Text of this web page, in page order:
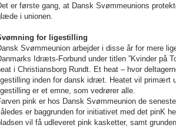
er første gang, at Dansk Svømmeunions
i unionen.
for ligestilling
Svømmeunion arbejder i disse år for mere
Idræts-Forbund under titlen ”Kvinder på
i Christiansborg Rundt. Et heat – hvor
inden for dansk idræt. Heatet vil primært
er et emne, som vedrører alle.
pink er hos Dansk Svømmeunion de
er baggrunden for initiativet med det pinK
vil få udleveret pink kasketter, samt